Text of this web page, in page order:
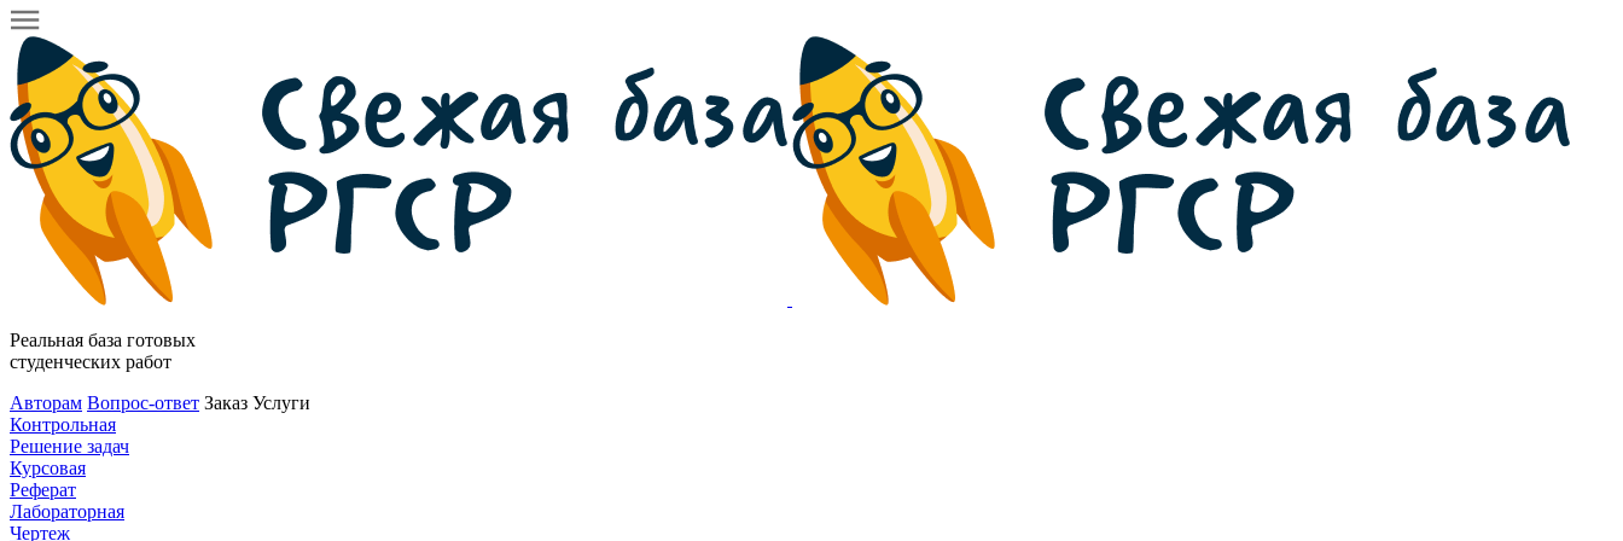
Реальная база готовых
студенческих работ
Авторам Вопрос-ответ Заказ Услуги
Контрольная
Решение задач
Курсовая
Реферат
Лабораторная
Чертеж